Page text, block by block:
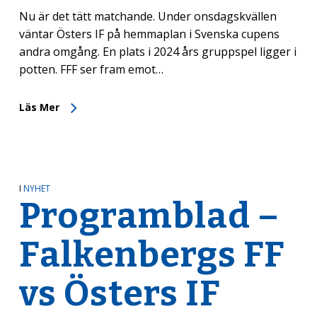
Nu är det tätt matchande. Under onsdagskvällen
väntar Östers IF på hemmaplan i Svenska cupens
andra omgång. En plats i 2024 års gruppspel ligger i
potten. FFF ser fram emot…
Läs Mer
I NYHET
Programblad –
Falkenbergs FF
vs Östers IF